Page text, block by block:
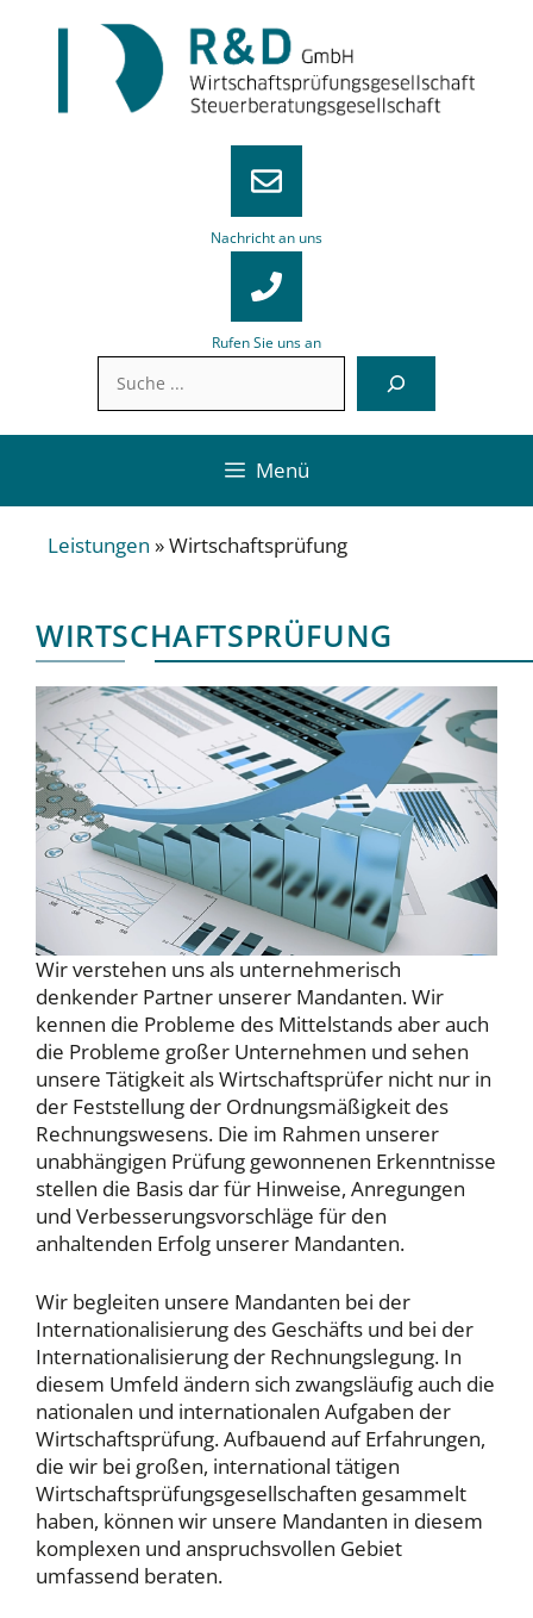
Nachricht an uns
Rufen Sie uns an
Menü
Leistungen »Wirtschaftsprüfung
WIRTSCHAFTSPRÜFUNG
Wir verstehen uns als unternehmerisch
denkender Partner unserer Mandanten. Wir
kennen die Probleme des Mittelstands aber auch
die Probleme großer Unternehmen und sehen
unsere Tätigkeit als Wirtschaftsprüfer nicht nur in
der Feststellung der Ordnungsmäßigkeit des
Rechnungswesens. Die im Rahmen unserer
unabhängigen Prüfung gewonnenen Erkenntnisse
stellen die Basis dar für Hinweise, Anregungen
und Verbesserungsvorschläge für den
anhaltenden Erfolg unserer Mandanten.
Wir begleiten unsere Mandanten bei der
Internationalisierung des Geschäfts und bei der
Internationalisierung der Rechnungslegung. In
diesem Umfeld ändern sich zwangsläufig auch die
nationalen und internationalen Aufgaben der
Wirtschaftsprüfung. Aufbauend auf Erfahrungen,
die wir bei großen, international tätigen
Wirtschaftsprüfungsgesellschaften gesammelt
haben, können wir unsere Mandanten in diesem
komplexen und anspruchsvollen Gebiet
umfassend beraten.